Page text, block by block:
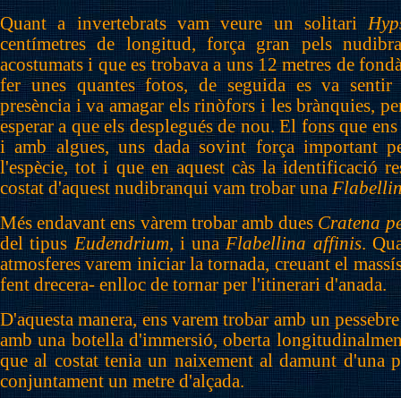
Quant a invertebrats vam veure un solitari
centímetres de longitud, força gran pels
acostumats i que es trobava a uns 12 metres de
fer unes quantes fotos, de seguida es va
presència i va amagar els rinòfors i les brànquies,
esperar a que els desplegués de nou. El fons que
i amb algues, uns dada sovint força important
l'espècie, tot i que en aquest càs la identificació
costat d'aquest nudibranqui vam trobar una
Més endavant ens vàrem trobar amb duesCratena
del tipusEudendrium, i unaFlabellina affinis.
atmosferes varem iniciar la tornada, creuant el
fent drecera- enlloc de tornar per l'itinerari d'anada.
D'aquesta manera, ens varem trobar amb un
amb una botella d'immersió, oberta
que al costat tenia un naixement al damunt d'una
conjuntament un metre d'alçada.